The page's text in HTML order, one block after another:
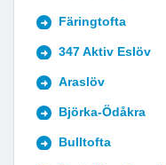
Färingtofta
347 Aktiv Eslöv
Araslöv
Björka-Ödåkra
Bulltofta